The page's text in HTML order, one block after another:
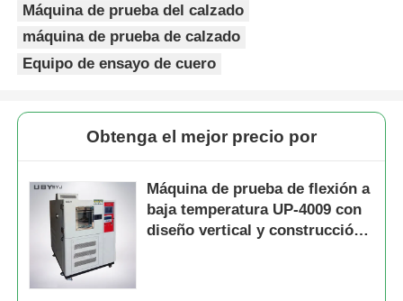
Máquina de prueba del calzado
máquina de prueba de calzado
Equipo de ensayo de cuero
Obtenga el mejor precio por
Máquina de prueba de flexión a
baja temperatura UP-4009 con
diseño vertical y construcción